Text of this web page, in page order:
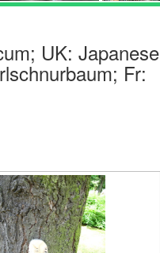
UK: Japanese
Fr: